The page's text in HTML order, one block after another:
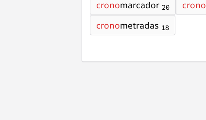
cronomarcador 20 crono
cronometradas 18